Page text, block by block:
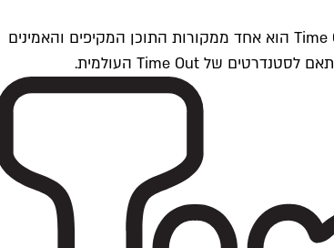
Time Outתל אביב הוא חלק מרשת Time Out Global — רשת מדיה בינלאומית הפועלת ב-360 ערים מרכזיות וב-60 מדינות ברחבי העולם. Time Out הוא אחד ממקורות התוכן המקיפים והאמינים